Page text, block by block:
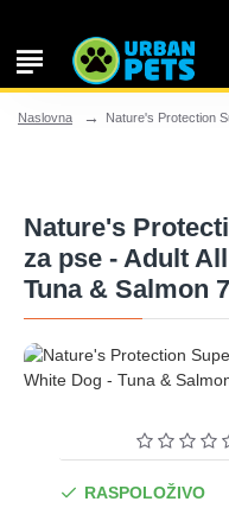
Naslovna Nature's Protection
Nature's
za pse - Adult
Tuna & Salmon
RASPOLOŽIVO